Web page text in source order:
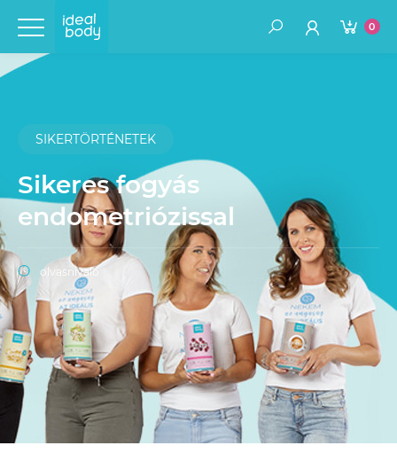
0
SIKERTÖRTÉNETEK
Sikeres fogyás
endometriózissal
olvasnivaló